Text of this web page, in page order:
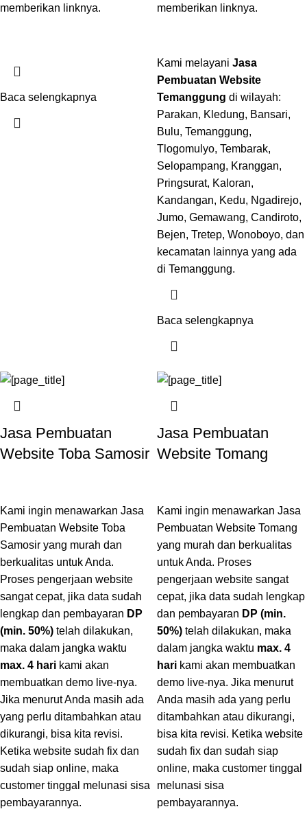
memberikan linknya.
Baca selengkapnya
memberikan linknya.
Kami melayani Jasa
Pembuatan Website
Temanggung di wilayah:
Parakan, Kledung, Bansari,
Bulu, Temanggung,
Tlogomulyo, Tembarak,
Selopampang, Kranggan,
Pringsurat, Kaloran,
Kandangan, Kedu, Ngadirejo,
Jumo, Gemawang, Candiroto,
Bejen, Tretep, Wonoboyo, dan
kecamatan lainnya yang ada
di Temanggung.
Baca selengkapnya
Jasa Pembuatan
Website Toba Samosir
Kami ingin menawarkan Jasa
Pembuatan Website Toba
Samosir yang murah dan
berkualitas untuk Anda.
Proses pengerjaan website
sangat cepat, jika data sudah
lengkap dan pembayaran DP
(min. 50%) telah dilakukan,
maka dalam jangka waktu
max. 4 hari kami akan
membuatkan demo live-nya.
Jika menurut Anda masih ada
yang perlu ditambahkan atau
dikurangi, bisa kita revisi.
Ketika website sudah fix dan
sudah siap online, maka
customer tinggal melunasi sisa
pembayarannya.
Jasa Pembuatan
Website Tomang
Kami ingin menawarkan Jasa
Pembuatan Website Tomang
yang murah dan berkualitas
untuk Anda. Proses
pengerjaan website sangat
cepat, jika data sudah lengkap
dan pembayaran DP (min.
50%) telah dilakukan, maka
dalam jangka waktu max. 4
hari kami akan membuatkan
demo live-nya. Jika menurut
Anda masih ada yang perlu
ditambahkan atau dikurangi,
bisa kita revisi. Ketika website
sudah fix dan sudah siap
online, maka customer tinggal
melunasi sisa
pembayarannya.